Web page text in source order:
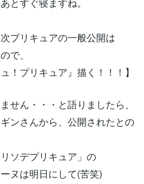
プリキュアの一般公開は
で、
！プリキュア』描く！！！】
せん・・・と語りましたら、
ンさんから、公開されたとの
ソデプリキュア」の
ヌは明日にして(苦笑)